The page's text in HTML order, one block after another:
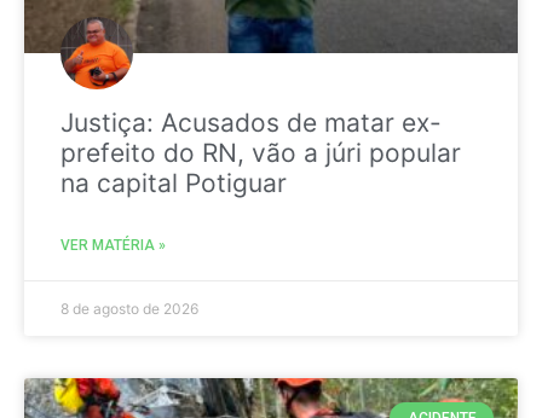
Justiça: Acusados de matar ex-
prefeito do RN, vão a júri popular
na capital Potiguar
VER MATÉRIA »
8 de agosto de 2026